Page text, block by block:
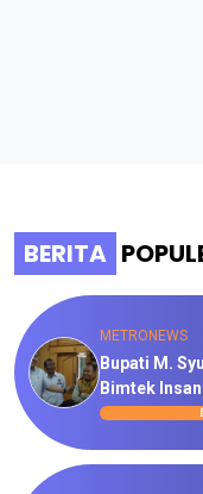
BERITA
METRONEWS
Bupati M.
Bimtek